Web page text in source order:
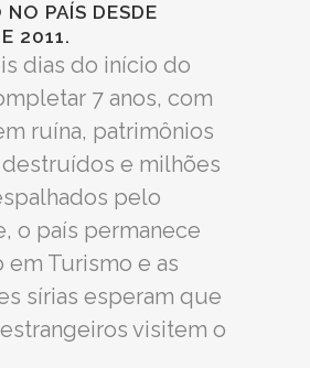
PAÍS DESDE
2011.
dias do início do
7 anos, com
ruína, patrimônios
e milhões
pelo
o país permanece
em Turismo e as
sírias esperam que
visitem o